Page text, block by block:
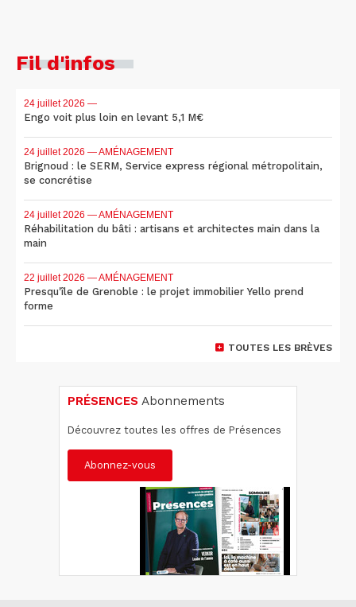
Fil d'infos
24 juillet 2026 —
Engo voit plus loin en levant 5,1 M€
24 juillet 2026 — AMÉNAGEMENT
Brignoud : le SERM, Service express régional métropolitain,
se concrétise
24 juillet 2026 — AMÉNAGEMENT
Réhabilitation du bâti : artisans et architectes main dans la
main
22 juillet 2026 — AMÉNAGEMENT
Presqu'île de Grenoble : le projet immobilier Yello prend
forme
TOUTES LES BRÈVES
PRÉSENCES Abonnements
Découvrez toutes les offres de Présences
Abonnez-vous